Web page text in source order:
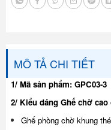
MÔ TẢ CHI TIẾT
1/ Mã sản phẩm: GPC03-3
2/ Kiểu dáng Ghế chờ cao
Ghế phòng chờ khung